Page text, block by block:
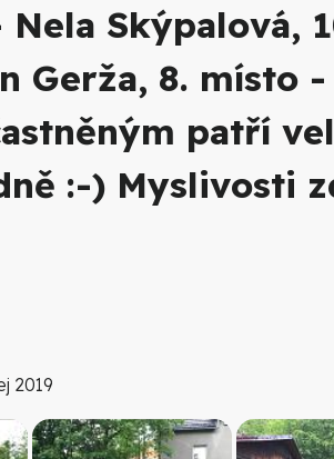
Skýpalová,
Gerža, 8. místo
patří
:-) Myslivosti
2019